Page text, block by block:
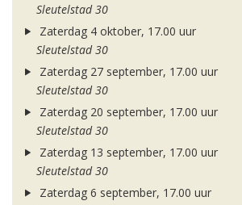
Sleutelstad 30
Zaterdag 4 oktober, 17.00 uur
Sleutelstad 30
Zaterdag 27 september, 17.00 uur
Sleutelstad 30
Zaterdag 20 september, 17.00 uur
Sleutelstad 30
Zaterdag 13 september, 17.00 uur
Sleutelstad 30
Zaterdag 6 september, 17.00 uur